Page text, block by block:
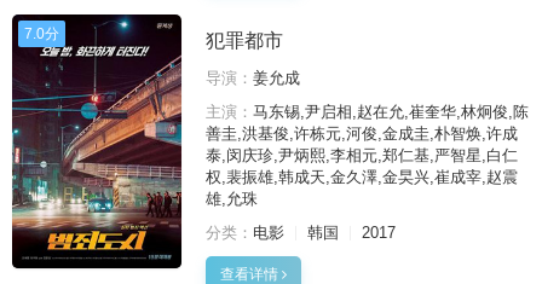
7.0分 犯罪都市
导演： 姜允成
主演： 马东锡,尹启相,赵在允,崔奎华,林炯俊,陈
善圭,洪基俊,许栋元,河俊,金成圭,朴智焕,许成
泰,闵庆珍,尹炳熙,李相元,郑仁基,严智星,白仁
权,裴振雄,韩成天,金久澤,金旲兴,崔成宰,赵震
雄,允珠
分类： 电影 韩国 2017
查看详情